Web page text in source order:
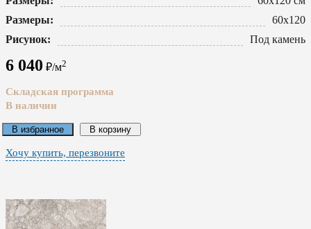
Размеры:
60x120
Рисунок:
Под камень
6 040 ₽/м2
Складская программа
В наличии
В избранное В корзину
Хочу купить, перезвоните